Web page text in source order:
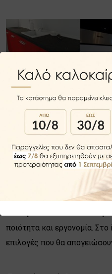
Συμπέρασμα
ποιότητα και εργονομία.
επιλογές που θα